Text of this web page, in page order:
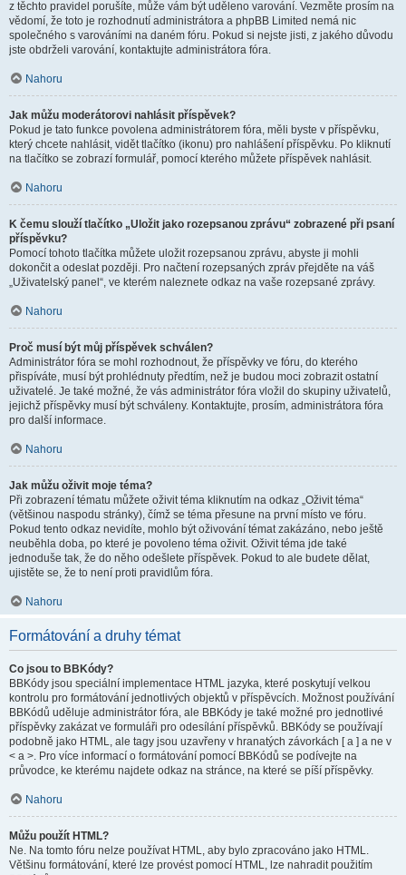
z těchto pravidel porušíte, může vám být uděleno varování. Vezměte prosím na
vědomí, že toto je rozhodnutí administrátora a phpBB Limited nemá nic
společného s varováními na daném fóru. Pokud si nejste jisti, z jakého důvodu
jste obdrželi varování, kontaktujte administrátora fóra.
Nahoru
Jak můžu moderátorovi nahlásit příspěvek?
Pokud je tato funkce povolena administrátorem fóra, měli byste v příspěvku,
který chcete nahlásit, vidět tlačítko (ikonu) pro nahlášení příspěvku. Po kliknutí
na tlačítko se zobrazí formulář, pomocí kterého můžete příspěvek nahlásit.
Nahoru
K čemu slouží tlačítko „Uložit jako rozepsanou zprávu“ zobrazené při psaní
příspěvku?
Pomocí tohoto tlačítka můžete uložit rozepsanou zprávu, abyste ji mohli
dokončit a odeslat později. Pro načtení rozepsaných zpráv přejděte na váš
„Uživatelský panel“, ve kterém naleznete odkaz na vaše rozepsané zprávy.
Nahoru
Proč musí být můj příspěvek schválen?
Administrátor fóra se mohl rozhodnout, že příspěvky ve fóru, do kterého
přispíváte, musí být prohlédnuty předtím, než je budou moci zobrazit ostatní
uživatelé. Je také možné, že vás administrátor fóra vložil do skupiny uživatelů,
jejichž příspěvky musí být schváleny. Kontaktujte, prosím, administrátora fóra
pro další informace.
Nahoru
Jak můžu oživit moje téma?
Při zobrazení tématu můžete oživit téma kliknutím na odkaz „Oživit téma“
(většinou naspodu stránky), čímž se téma přesune na první místo ve fóru.
Pokud tento odkaz nevidíte, mohlo být oživování témat zakázáno, nebo ještě
neuběhla doba, po které je povoleno téma oživit. Oživit téma jde také
jednoduše tak, že do něho odešlete příspěvek. Pokud to ale budete dělat,
ujistěte se, že to není proti pravidlům fóra.
Nahoru
Formátování a druhy témat
Co jsou to BBKódy?
BBKódy jsou speciální implementace HTML jazyka, které poskytují velkou
kontrolu pro formátování jednotlivých objektů v příspěvcích. Možnost používání
BBKódů uděluje administrátor fóra, ale BBKódy je také možné pro jednotlivé
příspěvky zakázat ve formuláři pro odesílání příspěvků. BBKódy se používají
podobně jako HTML, ale tagy jsou uzavřeny v hranatých závorkách [ a ] a ne v
< a >. Pro více informací o formátování pomocí BBKódů se podívejte na
průvodce, ke kterému najdete odkaz na stránce, na které se píší příspěvky.
Nahoru
Můžu použít HTML?
Ne. Na tomto fóru nelze používat HTML, aby bylo zpracováno jako HTML.
Většinu formátování, které lze provést pomocí HTML, lze nahradit použitím